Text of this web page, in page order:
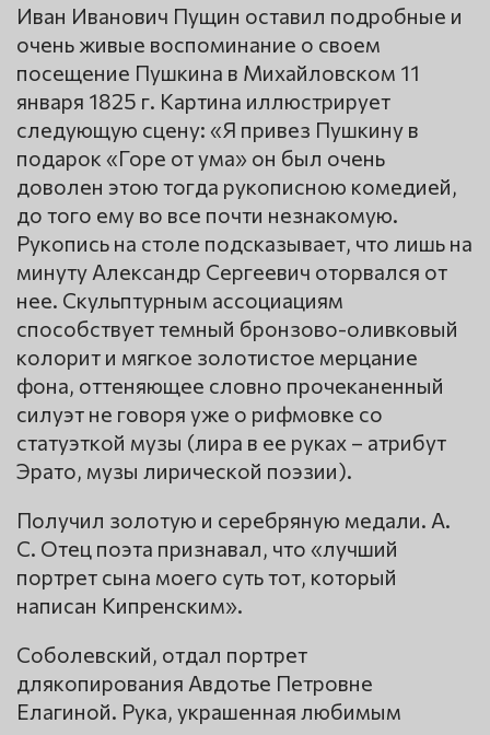
Иван Иванович Пущин оставил подробные и
очень живые воспоминание о своем
посещение Пушкина в Михайловском 11
января 1825 г. Картина иллюстрирует
следующую сцену: «Я привез Пушкину в
подарок «Горе от ума» он был очень
доволен этою тогда рукописною комедией,
до того ему во все почти незнакомую.
Рукопись на столе подсказывает, что лишь на
минуту Александр Сергеевич оторвался от
нее. Скульптурным ассоциациям
способствует темный бронзово-оливковый
колорит и мягкое золотистое мерцание
фона, оттеняющее словно прочеканенный
силуэт не говоря уже о рифмовке со
статуэткой музы (лира в ее руках – атрибут
Эрато, музы лирической поэзии).
Получил золотую и серебряную медали. А.
С. Отец поэта признавал, что «лучший
портрет сына моего суть тот, который
написан Кипренским».
Соболевский, отдал портрет
длякопирования Авдотье Петровне
Елагиной. Рука, украшенная любимым